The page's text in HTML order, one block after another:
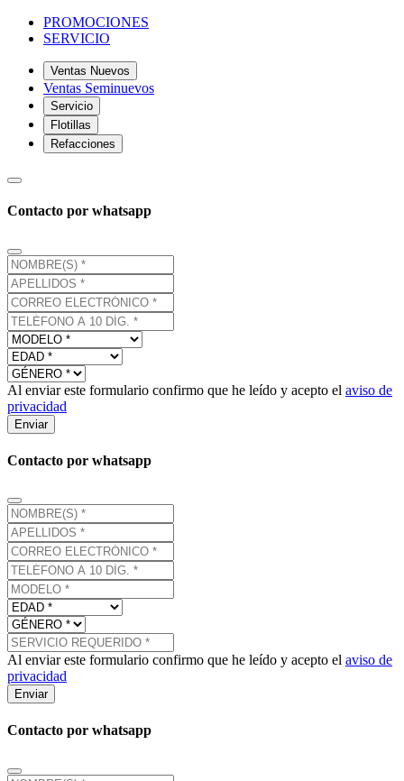
PROMOCIONES
SERVICIO
Ventas Nuevos
Ventas Seminuevos
Servicio
Flotillas
Refacciones
Contacto por whatsapp
Al enviar este formulario confirmo que he leído y acepto el aviso de
privacidad
Enviar
Contacto por whatsapp
Al enviar este formulario confirmo que he leído y acepto el aviso de
privacidad
Enviar
Contacto por whatsapp